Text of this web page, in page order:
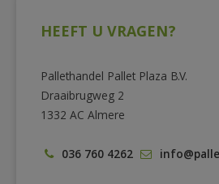
HEEFT U VRAGEN?
Pallethandel Pallet Plaza B.V.
Draaibrugweg 2
1332 AC Almere
036 760 4262